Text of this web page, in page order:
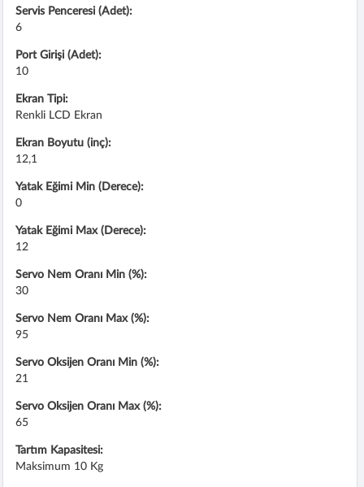
Servis Penceresi (Adet):
6
Port Girişi (Adet):
10
Ekran Tipi:
Renkli LCD Ekran
Ekran Boyutu (inç):
12,1
Yatak Eğimi Min (Derece):
0
Yatak Eğimi Max (Derece):
12
Servo Nem Oranı Min (%):
30
Servo Nem Oranı Max (%):
95
Servo Oksijen Oranı Min (%):
21
Servo Oksijen Oranı Max (%):
65
Tartım Kapasitesi:
Maksimum 10 Kg